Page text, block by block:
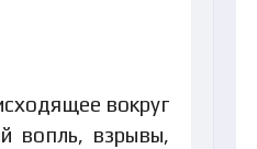
вокруг
вопль, взрывы,